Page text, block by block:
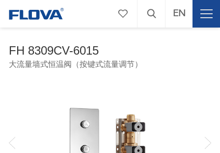
EN
FH 8309CV-6015
大流量墙式恒温阀（按键式流量调节）